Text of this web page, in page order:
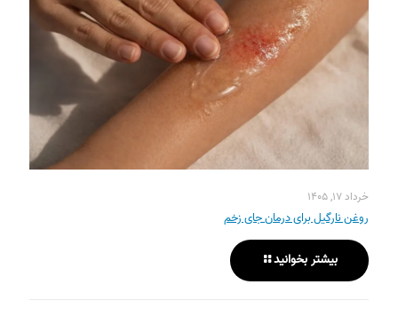
خرداد ۱۷, ۱۴۰۵
روغن نارگیل برای درمان جای زخم
بیشتر بخوانید